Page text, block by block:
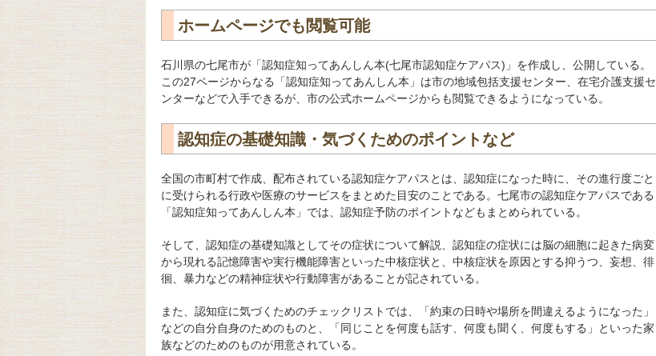
ホームページでも閲覧可能
石川県の七尾市が「認知症知ってあんしん本(七尾市認知症ケアパス)」を作成し、公開している。
この27ページからなる「認知症知ってあんしん本」は市の地域包括支援センター、在宅介護支援セ
ンターなどで入手できるが、市の公式ホームページからも閲覧できるようになっている。
認知症の基礎知識・気づくためのポイントなど
全国の市町村で作成、配布されている認知症ケアパスとは、認知症になった時に、その進行度ごと
に受けられる行政や医療のサービスをまとめた目安のことである。七尾市の認知症ケアパスである
「認知症知ってあんしん本」では、認知症予防のポイントなどもまとめられている。
そして、認知症の基礎知識としてその症状について解説、認知症の症状には脳の細胞に起きた病変
から現れる記憶障害や実行機能障害といった中核症状と、中核症状を原因とする抑うつ、妄想、徘
徊、暴力などの精神症状や行動障害があることが記されている。
また、認知症に気づくためのチェックリストでは、「約束の日時や場所を間違えるようになった」
などの自分自身のためのものと、「同じことを何度も話す、何度も聞く、何度もする」といった家
族などのためのものが用意されている。